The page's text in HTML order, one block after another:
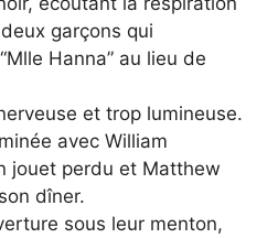
garçons qui
Hanna” au lieu de
et trop lumineuse.
avec William
jouet perdu et Matthew
dîner.
sous leur menton,